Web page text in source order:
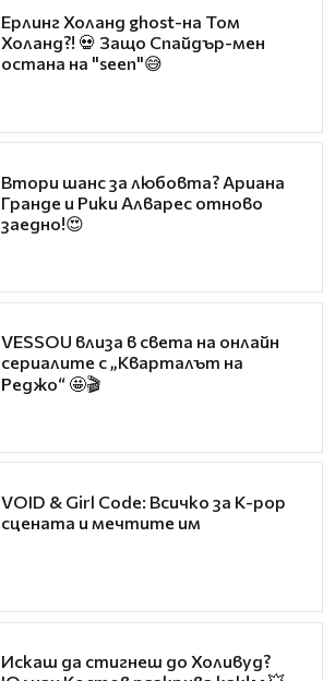
Ерлинг Холанд ghost-на Том
Холанд?! 💀 Защо Спайдър-мен
остана на "seen"😅
Втори шанс за любовта? Ариана
Гранде и Рики Алварес отново
заедно!😍
VESSOU влиза в света на онлайн
сериалите с „Кварталът на
Реджо“ 🤩🎬
VOID & Girl Code: Всичко за K-pop
сцената и мечтите им
Искаш да стигнеш до Холивуд?